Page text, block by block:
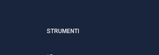
STRUMENTI